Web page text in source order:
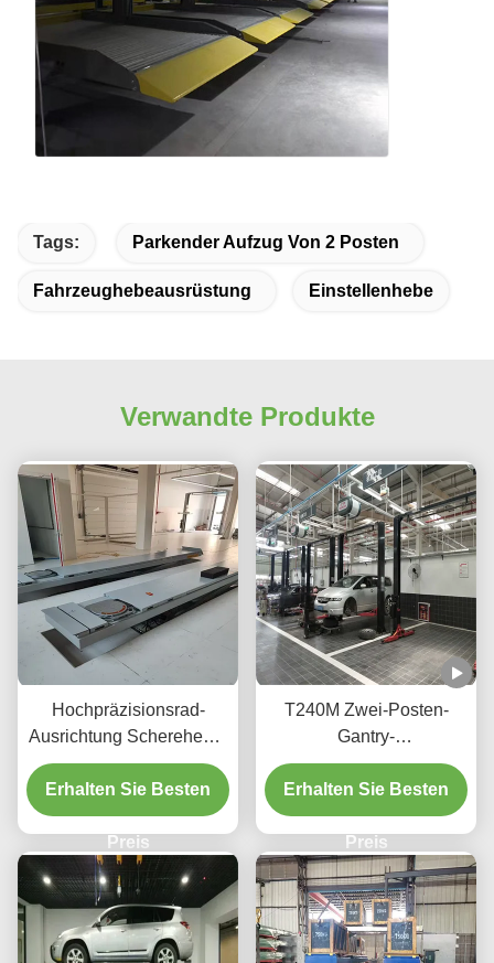
Tags: Parkender Aufzug Von 2 Posten
Fahrzeughebeausrüstung Einstellenhebe
Verwandte Produkte
Hochpräzisionsrad-
Ausrichtung Schereheber
T400D 4000kg Kapazität
für Werkstätten
Erhalten Sie Besten
Preis
T240M Zwei-Posten-
Gantry-
Fahrzeughebeinrichtung
mit fortgeschrittener
Hebetechnik
Erhalten Sie Besten
Preis